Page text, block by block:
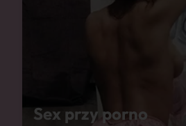
Sex przy porno